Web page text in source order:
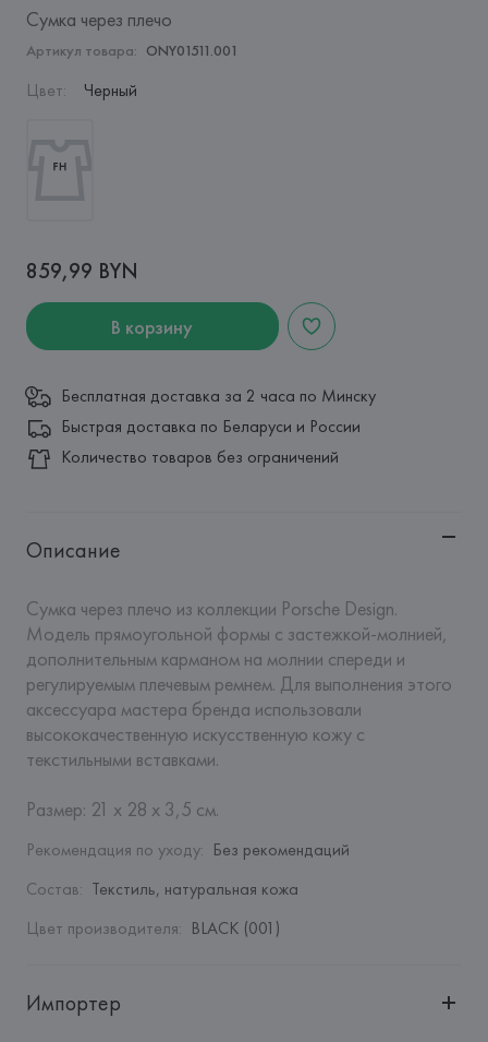
Сумка через плечо
Артикул товара: ONY01511.001
Цвет: Черный
859,99 BYN
В корзину
Бесплатная доставка за 2 часа по Минску
Быстрая доставка по Беларуси и России
Количество товаров без ограничений
Описание
Сумка через плечо из коллекции Porsche Design.
Модель прямоугольной формы с застежкой-молнией,
дополнительным карманом на молнии спереди и
регулируемым плечевым ремнем. Для выполнения этого
аксессуара мастера бренда использовали
высококачественную искусственную кожу с
текстильными вставками.
Размер: 21 х 28 х 3,5 см.
Рекомендация по уходу: Без рекомендаций
Состав: Текстиль, натуральная кожа
Цвет производителя: BLACK (001)
Импортер